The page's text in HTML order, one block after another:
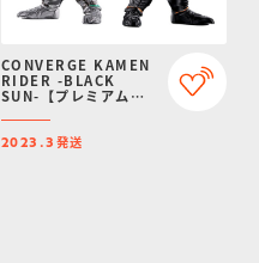
CONVERGE KAMEN
RIDER -BLACK
SUN-【プレミアムバ
2023.3 発送